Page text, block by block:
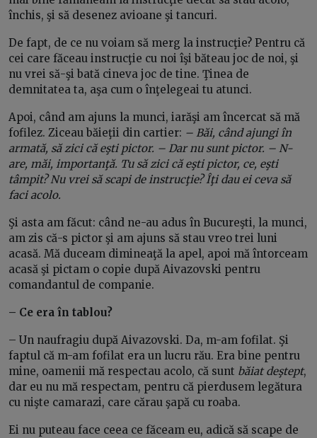
închis, şi să desenez avioane şi tancuri.
De fapt, de ce nu voiam să merg la instrucţie? Pentru că
cei care făceau instrucţie cu noi îşi băteau joc de noi, şi
nu vrei să-şi bată cineva joc de tine. Ţinea de
demnitatea ta, aşa cum o înţelegeai tu atunci.
Apoi, când am ajuns la munci, iarăşi am încercat să mă
fofilez. Ziceau băieţii din cartier: – Băi, când ajungi în
armată, să zici că eşti pictor. – Dar nu sunt pictor. – N-
are, măi, importanţă. Tu să zici că eşti pictor, ce, eşti
tâmpit? Nu vrei să scapi de instrucţie? Îţi dau ei ceva să
faci acolo.
Şi asta am făcut: când ne-au adus în Bucureşti, la munci,
am zis că-s pictor şi am ajuns să stau vreo trei luni
acasă. Mă duceam dimineaţă la apel, apoi mă întorceam
acasă şi pictam o copie după Aivazovski pentru
comandantul de companie.
– Ce era în tablou?
– Un naufragiu după Aivazovski. Da, m-am fofilat. Şi
faptul că m-am fofilat era un lucru rău. Era bine pentru
mine, oamenii mă respectau acolo, că sunt băiat deştept,
dar eu nu mă respectam, pentru că pierdusem legătura
cu nişte camarazi, care cărau şapă cu roaba.
Ei nu puteau face ceea ce făceam eu, adică să scape de